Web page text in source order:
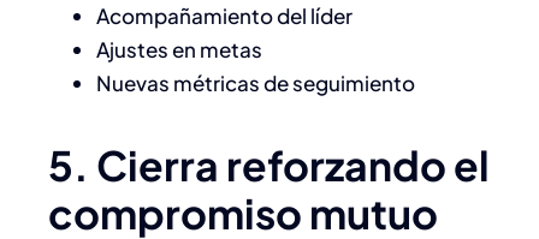
Acompañamiento del líder
Ajustes en metas
Nuevas métricas de seguimiento
5. Cierra reforzando el
compromiso mutuo